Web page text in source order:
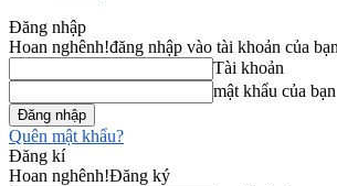
Đăng nhập
Hoan nghênh!đăng nhập vào tài khoản của bạn
Tài khoản
mật khẩu của bạn
Quên mật khẩu?
Đăng kí
Hoan nghênh!Đăng ký